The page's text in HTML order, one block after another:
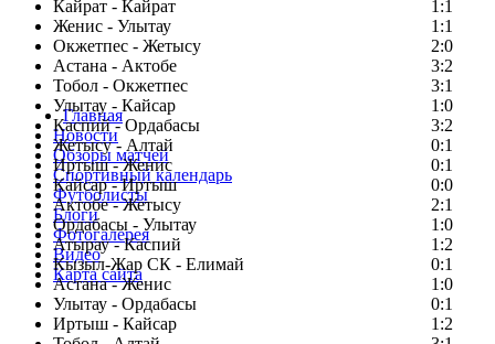
Кайрат - Кайрат
1:1
Женис - Улытау
1:1
Окжетпес - Жетысу
2:0
Астана - Актобе
3:2
Тобол - Окжетпес
3:1
Улытау - Кайсар
1:0
Каспий - Ордабасы
3:2
Жетысу - Алтай
0:1
Иртыш - Женис
0:1
Кайсар - Иртыш
0:0
Актобе - Жетысу
2:1
Ордабасы - Улытау
1:0
Атырау - Каспий
1:2
Кызыл-Жар СК - Елимай
0:1
Астана - Женис
1:0
Улытау - Ордабасы
0:1
Иртыш - Кайсар
1:2
Главная
Новости
Обзоры матчей
Спортивный календарь
Футболисты
Блоги
Фотогалерея
Видео
Карта сайта